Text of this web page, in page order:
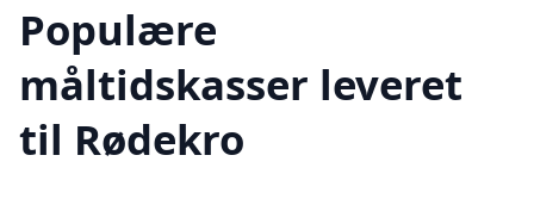
Populære
måltidskasser leveret
til Rødekro